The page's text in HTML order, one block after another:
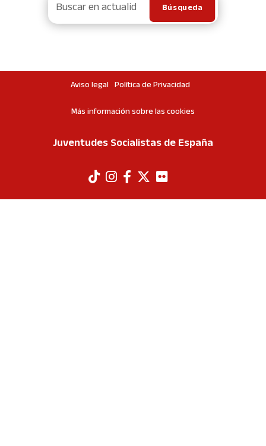
Aviso legal Política de Privacidad
Más información sobre las cookies
Juventudes Socialistas de España